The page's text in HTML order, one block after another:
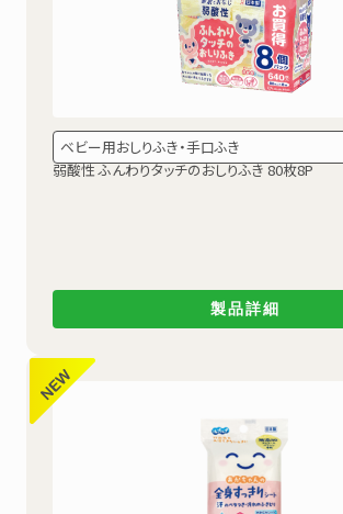
ベビー用おしりふき・手口ふき
弱酸性ふんわりタッチのおしりふき 80枚8P
製品詳細